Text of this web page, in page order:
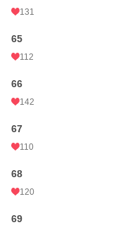
131
65
112
66
142
67
110
68
120
69